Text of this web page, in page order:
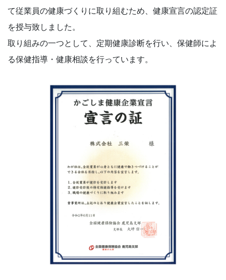
て従業員の健康づくりに取り組むため、健康宣言の認定証
を授与致しました。
取り組みの一つとして、定期健康診断を行い、保健師によ
る保健指導・健康相談を行っています。